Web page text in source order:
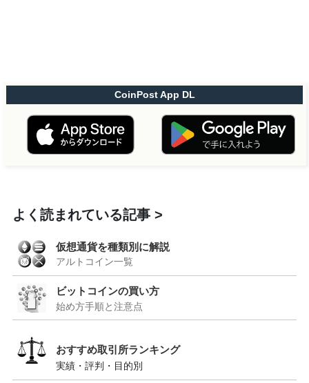
CoinPost App DL
よく読まれている記事
仮想通貨を種類別に解説
アルトコイン一覧
ビットコインの買い方
始め方手順と注意点
おすすめ取引所ランキング
実績・評判・目的別